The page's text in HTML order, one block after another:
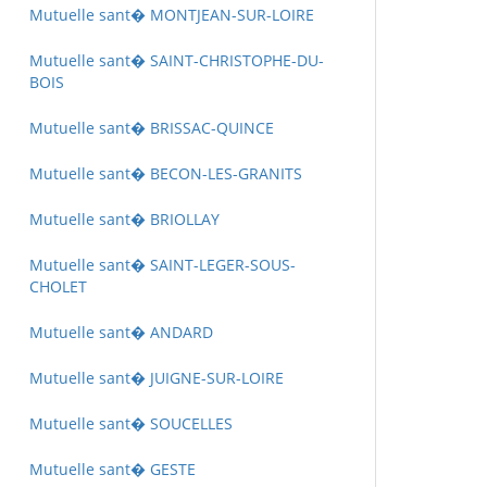
Mutuelle sant� MONTJEAN-SUR-LOIRE
Mutuelle sant� SAINT-CHRISTOPHE-DU-
BOIS
Mutuelle sant� BRISSAC-QUINCE
Mutuelle sant� BECON-LES-GRANITS
Mutuelle sant� BRIOLLAY
Mutuelle sant� SAINT-LEGER-SOUS-
CHOLET
Mutuelle sant� ANDARD
Mutuelle sant� JUIGNE-SUR-LOIRE
Mutuelle sant� SOUCELLES
Mutuelle sant� GESTE